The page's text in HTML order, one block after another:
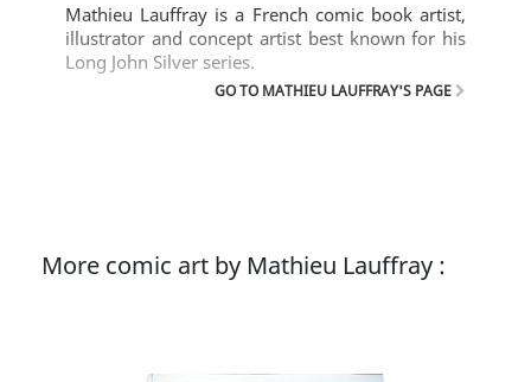
Mathieu Lauffray is a French comic book artist,
illustrator and concept artist best known for his
Long John Silver series.
GO TO MATHIEU LAUFFRAY'S PAGE
More comic art by Mathieu Lauffray :